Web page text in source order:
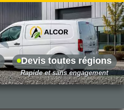
Devis toutes régions